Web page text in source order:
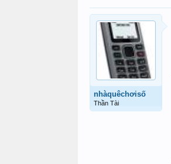
nhàquêchơisố
Thần Tài